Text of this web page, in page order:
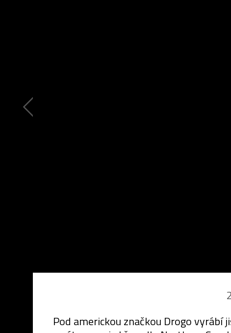
Pod americkou značkou Drogo